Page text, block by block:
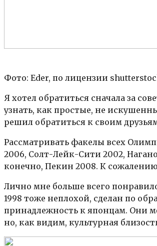
Фото: Eder, по лицензии
Я хотел обратиться сначала за
узнать, как простые, не
решил обратиться к своим
Рассматривать факелы всех
2006, Солт-Лейк-Сити 2002,
конечно, Пекин 2008. К
Лично мне больше всего
1998 тоже неплохой, сделан по
принадлежность к японцам. Они
но, как видим, культурная